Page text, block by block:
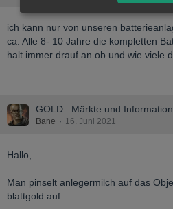
ich kann nur von unseren
ca. Alle 8- 10 Jahre die kompletten
halt immer drauf an ob und wie viele
GOLD : Märkte und
Bane 16. Juni 2021
Hallo,
Man pinselt anlegermilch auf das
blattgold auf.